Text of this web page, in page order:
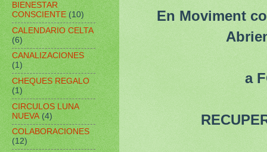
En Moviment
a
BIENESTAR
CONSCIENTE (10)
CALENDARIO CELTA
(6)
CANALIZACIONES
(1)
CHEQUES REGALO
(1)
CIRCULOS LUNA
NUEVA (4)
COLABORACIONES
(12)